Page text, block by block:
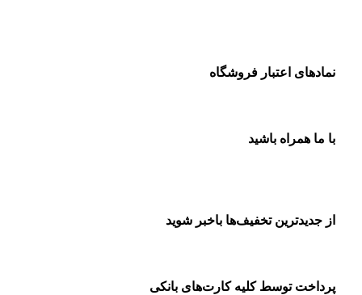
نمادهای اعتبار فروشگاه
با ما همراه باشید
از جدیدترین تخفیف‌ها باخبر شوید
پرداخت توسط کلیه کارت‌های بانکی